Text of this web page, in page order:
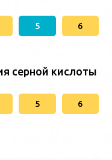
5 6
серной кислоты
5 6